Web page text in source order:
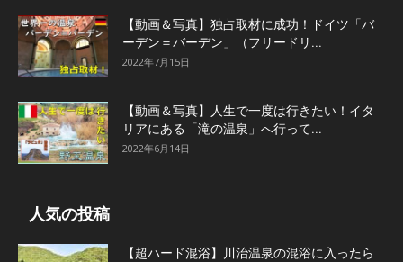
【動画＆写真】独占取材に成功！ドイツ「バ
ーデン＝バーデン」（フリードリ...
2022年7月15日
【動画＆写真】人生で一度は行きたい！イタ
リアにある「滝の温泉」へ行って...
2022年6月14日
人気の投稿
【超ハード混浴】川治温泉の混浴に入ったら